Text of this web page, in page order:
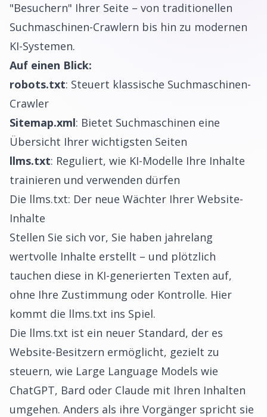
"Besuchern" Ihrer Seite – von traditionellen
Suchmaschinen-Crawlern bis hin zu modernen
KI-Systemen.
Auf einen Blick:
robots.txt: Steuert klassische Suchmaschinen-
Crawler
Sitemap.xml: Bietet Suchmaschinen eine
Übersicht Ihrer wichtigsten Seiten
llms.txt: Reguliert, wie KI-Modelle Ihre Inhalte
trainieren und verwenden dürfen
Die llms.txt: Der neue Wächter Ihrer Website-
Inhalte
Stellen Sie sich vor, Sie haben jahrelang
wertvolle Inhalte erstellt – und plötzlich
tauchen diese in KI-generierten Texten auf,
ohne Ihre Zustimmung oder Kontrolle. Hier
kommt die llms.txt ins Spiel.
Die llms.txt ist ein neuer Standard, der es
Website-Besitzern ermöglicht, gezielt zu
steuern, wie Large Language Models wie
ChatGPT, Bard oder Claude mit Ihren Inhalten
umgehen. Anders als ihre Vorgänger spricht sie